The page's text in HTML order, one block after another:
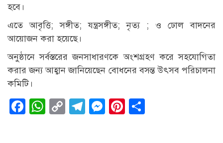
হবে।
এতে আবৃত্তি; সঙ্গীত; যন্ত্রসঙ্গীত; নৃত্য ; ও ঢোল বাদনের
আয়োজন করা হয়েছে।
অনুষ্ঠানে সর্বস্তরের জনসাধারণকে অংশগ্রহণ করে সহযোগিতা
করার জন্য আহ্বান জানিয়েছেন বোধনের বসন্ত উৎসব পরিচালনা
কমিটি।
Facebook
WhatsApp
CopyTelegram
Messenger
Pinterest